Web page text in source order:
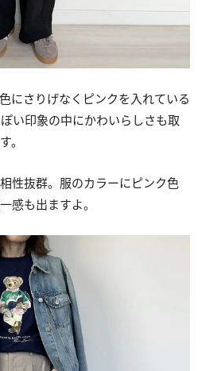
にさりげなくピンクを入れている
い印象の中にかわいらしさも取
。
性抜群。服のカラーにピンク色
感も出ますよ。